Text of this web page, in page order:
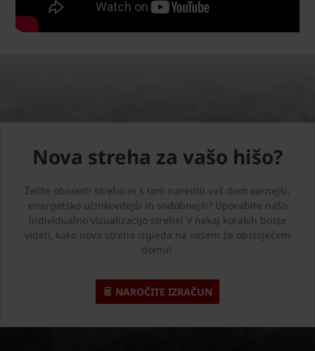
Nova streha za vašo hišo?
Želite obnoviti streho in s tem narediti vaš dom varnejši,
energetsko učinkovitejši in sodobnejši? Uporabite našo
individualno vizualizacijo strehe! V nekaj korakih boste
videli, kako nova streha izgleda na vašem že obstoječem
domu!
NAROČITE IZRAČUN